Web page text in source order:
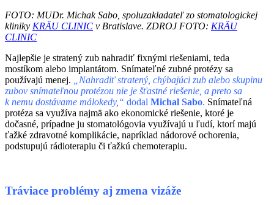
FOTO: MUDr. Michak Sabo, spoluzakladateľzo stomatologickej
kliniky KRÄU CLINIC v Bratislave. ZDROJ FOTO: KRÄU
CLINIC
Najlepšie je stratený zub nahradiť fixnými riešeniami, teda
mostíkom alebo implantátom. Snímateľné zubné protézy sa
používajú menej.
„Nahradiť stratený, chýbajúci zub alebo skupinu
zubov snímateľnou protézou nie je šťastné riešenie, a preto sa
k nemu dostávame málokedy,“ dodal Michal Sabo. Snímateľná
protéza sa využíva najmä ako ekonomické riešenie, ktoré je
dočasné, prípadne ju stomatológovia využívajú u ľudí, ktorí majú
ťažké zdravotné komplikácie, napríklad nádorové ochorenia,
podstupujú rádioterapiu či ťažkú chemoterapiu.
Tráviace problémy aj zmena vizáže